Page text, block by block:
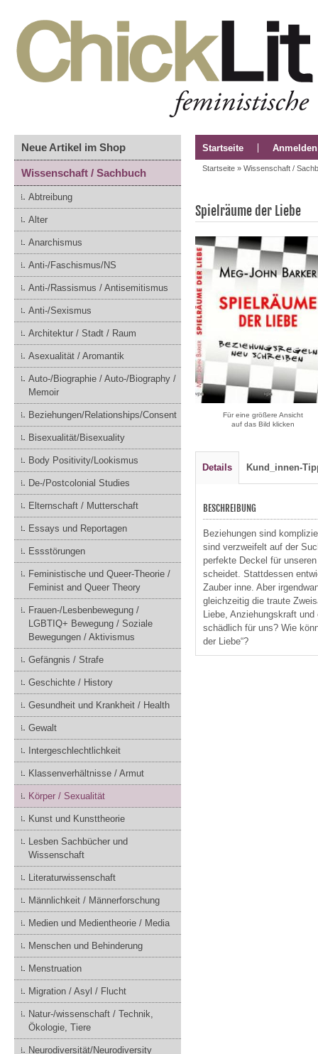
Neue Artikel im Shop
Wissenschaft / Sachbuch
Abtreibung
Alter
Anarchismus
Anti-/Faschismus/NS
Anti-/Rassismus / Antisemitismus
Anti-/Sexismus
Architektur / Stadt / Raum
Asexualität / Aromantik
Auto-/Biographie / Auto-/Biography /
Memoir
Beziehungen/Relationships/Consent
Bisexualität/Bisexuality
Body Positivity/Lookismus
De-/Postcolonial Studies
Elternschaft / Mutterschaft
Essays und Reportagen
Essstörungen
Feministische und Queer-Theorie /
Feminist and Queer Theory
Frauen-/Lesbenbewegung /
LGBTIQ+ Bewegung / Soziale
Bewegungen / Aktivismus
Gefängnis / Strafe
Geschichte / History
Gesundheit und Krankheit / Health
Gewalt
Intergeschlechtlichkeit
Klassenverhältnisse / Armut
Körper / Sexualität
Kunst und Kunsttheorie
Lesben Sachbücher und
Wissenschaft
Literaturwissenschaft
Männlichkeit / Männerforschung
Medien und Medientheorie / Media
Menschen und Behinderung
Menstruation
Migration / Asyl / Flucht
Natur-/wissenschaft / Technik,
Ökologie, Tiere
Neurodiversität/Neurodiversity
Startseite Anmelden
Startseite » Wissenschaft /
Spielräume der Liebe
Für eine größere Ansicht
auf das Bild klicken
Details Kund_innen-
BESCHREIBUNG
Beziehungen sind
sind verzweifelt auf der
perfekte Deckel für
scheidet. Stattdessen
Zauber inne. Aber
gleichzeitig die traute
Liebe, Anziehungskraft
schädlich für uns? Wie
der Liebe“?